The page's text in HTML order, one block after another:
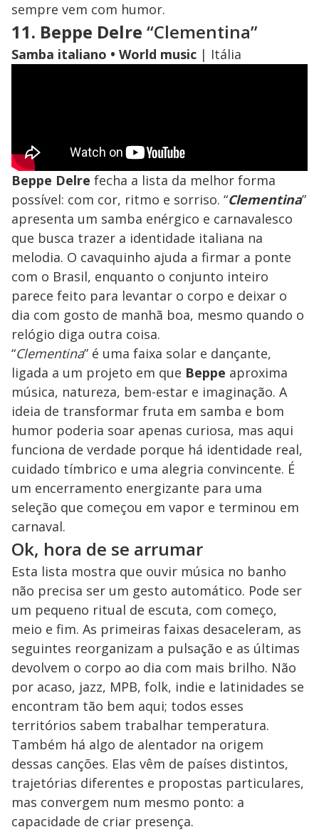
sempre vem com humor.
11. Beppe Delre “Clementina”
Samba italiano • World music | Itália
Beppe Delre fecha a lista da melhor forma
possível: com cor, ritmo e sorriso. “Clementina”
apresenta um samba enérgico e carnavalesco
que busca trazer a identidade italiana na
melodia. O cavaquinho ajuda a firmar a ponte
com o Brasil, enquanto o conjunto inteiro
parece feito para levantar o corpo e deixar o
dia com gosto de manhã boa, mesmo quando o
relógio diga outra coisa.
“Clementina” é uma faixa solar e dançante,
ligada a um projeto em que Beppe aproxima
música, natureza, bem-estar e imaginação. A
ideia de transformar fruta em samba e bom
humor poderia soar apenas curiosa, mas aqui
funciona de verdade porque há identidade real,
cuidado tímbrico e uma alegria convincente. É
um encerramento energizante para uma
seleção que começou em vapor e terminou em
carnaval.
Ok, hora de se arrumar
Esta lista mostra que ouvir música no banho
não precisa ser um gesto automático. Pode ser
um pequeno ritual de escuta, com começo,
meio e fim. As primeiras faixas desaceleram, as
seguintes reorganizam a pulsação e as últimas
devolvem o corpo ao dia com mais brilho. Não
por acaso, jazz, MPB, folk, indie e latinidades se
encontram tão bem aqui; todos esses
territórios sabem trabalhar temperatura.
Também há algo de alentador na origem
dessas canções. Elas vêm de países distintos,
trajetórias diferentes e propostas particulares,
mas convergem num mesmo ponto: a
capacidade de criar presença.